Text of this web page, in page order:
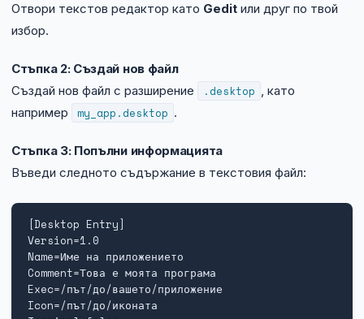
Правна информация
Контакти
Отвори текстов редактор като Gedit или друг по твой
избор.
Стъпка 2: Създай нов файл
Създай нов файл с разширение
.desktop , като
например
my_app.desktop .
Стъпка 3: Попълни информацията
Въведи следното съдържание в текстовия файл:
[Desktop Entry]
Version=1.0
Name=Име на приложението
Comment=Това е моята програма
Exec=/път/до/вашето/приложение
Icon=/път/до/иконата